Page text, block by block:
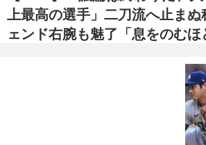
ボイス
ビジネス
海外
スポーツ
短信
イベント
上最高の選手」二刀流へ止ま
ェンド右腕も魅了「息をのむほ